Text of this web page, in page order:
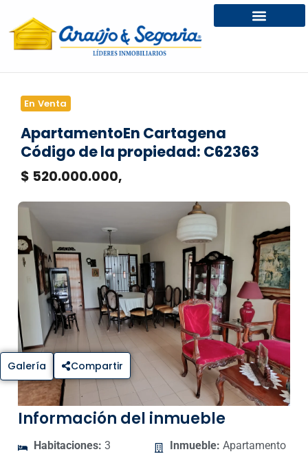
En Venta
ApartamentoEn Cartagena
Código de la propiedad: C62363
$ 520.000.000,
Galería Compartir
Información del inmueble
Habitaciones: 3
Inmueble: Apartamento